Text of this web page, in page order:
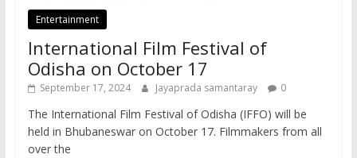
Entertainment
International Film Festival of
Odisha on October 17
September 17, 2024 Jayaprada samantaray 0
The International Film Festival of Odisha (IFFO) will be
held in Bhubaneswar on October 17. Filmmakers from all
over the